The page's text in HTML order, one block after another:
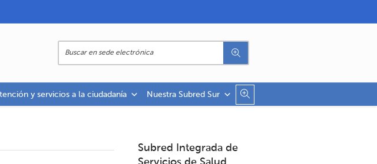
y servicios a la ciudadanía Nuestra Subred Sur
Subred Integrada de